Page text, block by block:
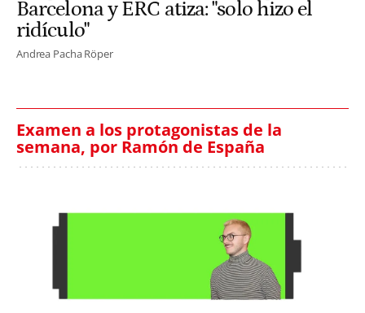
Barcelona y ERC atiza: "solo hizo el
ridículo"
Andrea Pacha Röper
Examen a los protagonistas de la
semana, por Ramón de España